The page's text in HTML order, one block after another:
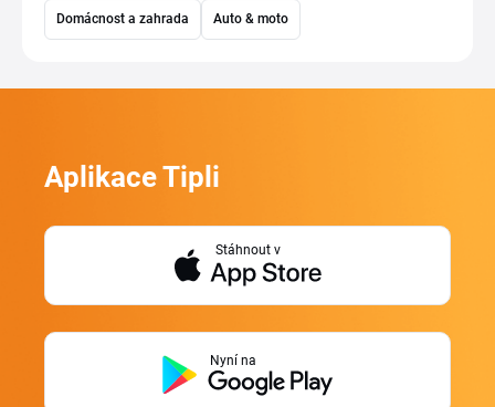
Domácnost a zahrada Auto & moto
Aplikace Tipli
Stáhnout v
Nyní na